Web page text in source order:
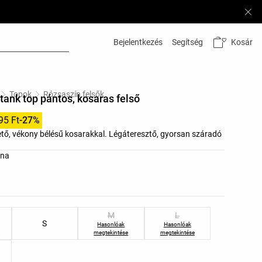
Bejelentkezés Segítség Kosár
listája
Topok Rózsaszín felsők
top pántos, kosaras felső
Ft-27%
vékony bélésű kosarakkal. Légáteresztő, gyorsan száradó
listája
S
M
Hasonlóak
megtekintése
L
Hasonlóak
megtekintése